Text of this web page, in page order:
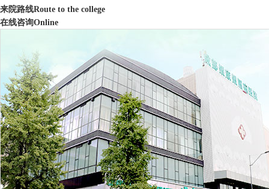
来院路线Route to the college
在线咨询Online